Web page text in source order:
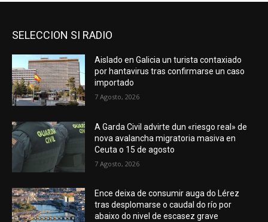
SELECCION SI RADIO
Aislado en Galicia un turista contaxiado
por hantavirus tras confirmarse un caso
importado
7 Agosto, 2026
A Garda Civil advirte dun «riesgo real» de
nova avalancha migratoria masiva en
Ceuta o 15 de agosto
7 Agosto, 2026
Ence deixa de consumir auga do Lérez
tras desplomarse o caudal do río por
abaixo do nivel de escasez grave